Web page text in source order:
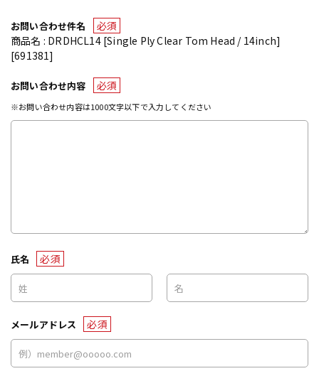
お問い合わせ件名
必須
商品名 : DRDHCL14 [Single Ply Clear Tom Head / 14inch]
[691381]
お問い合わせ内容 必須
※お問い合わせ内容は1000文字以下で入力してください
氏名 必須
メールアドレス 必須